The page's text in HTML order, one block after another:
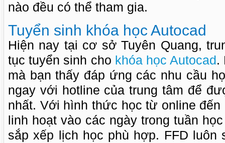
nào đều có thể tham gia.
Tuyển sinh khóa học Autocad
Hiện nay tại cơ sở Tuyên Quang,
tục tuyển sinh cho khóa học Autocad .
mà bạn thấy đáp ứng các nhu cầu
ngay với hotline của trung tâm để
nhất. Với hình thức học từ online
linh hoạt vào các ngày trong tuần
sắp xếp lịch học phù hợp. FFD luôn